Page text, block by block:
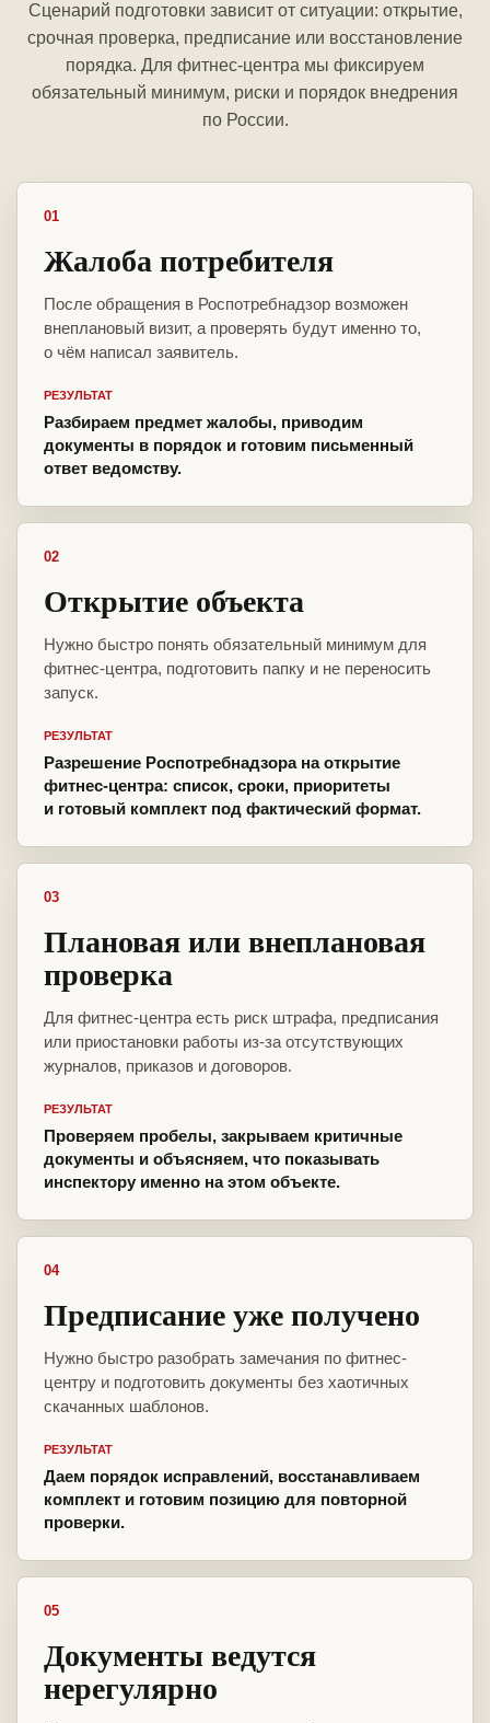
Сценарий подготовки зависит от ситуации: открытие,
срочная проверка, предписание или восстановление
порядка. Для фитнес-центра мы фиксируем
обязательный минимум, риски и порядок внедрения
по России.
01
Жалоба потребителя
После обращения в Роспотребнадзор возможен
внеплановый визит, а проверять будут именно то,
о чём написал заявитель.
РЕЗУЛЬТАТ
Разбираем предмет жалобы, приводим
документы в порядок и готовим письменный
ответ ведомству.
02
Открытие объекта
Нужно быстро понять обязательный минимум для
фитнес-центра, подготовить папку и не переносить
запуск.
РЕЗУЛЬТАТ
Разрешение Роспотребнадзора на открытие
фитнес-центра: список, сроки, приоритеты
и готовый комплект под фактический формат.
03
Плановая или внеплановая
проверка
Для фитнес-центра есть риск штрафа, предписания
или приостановки работы из-за отсутствующих
журналов, приказов и договоров.
РЕЗУЛЬТАТ
Проверяем пробелы, закрываем критичные
документы и объясняем, что показывать
инспектору именно на этом объекте.
04
Предписание уже получено
Нужно быстро разобрать замечания по фитнес-
центру и подготовить документы без хаотичных
скачанных шаблонов.
РЕЗУЛЬТАТ
Даем порядок исправлений, восстанавливаем
комплект и готовим позицию для повторной
проверки.
05
Документы ведутся
нерегулярно